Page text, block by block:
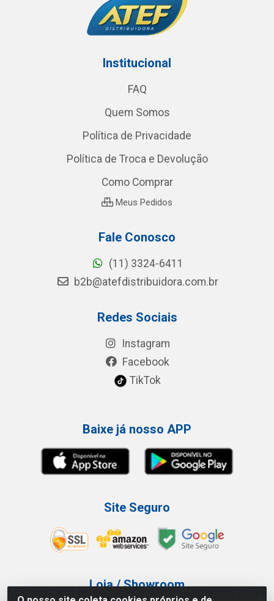
Institucional
FAQ
Quem Somos
Política de Privacidade
Política de Troca e Devolução
Como Comprar
Meus Pedidos
Fale Conosco
(11) 3324-6411
b2b@atefdistribuidora.com.br
Redes Sociais
Instagram
Facebook
TikTok
Baixe já nosso APP
Site Seguro
Loja / Showroom